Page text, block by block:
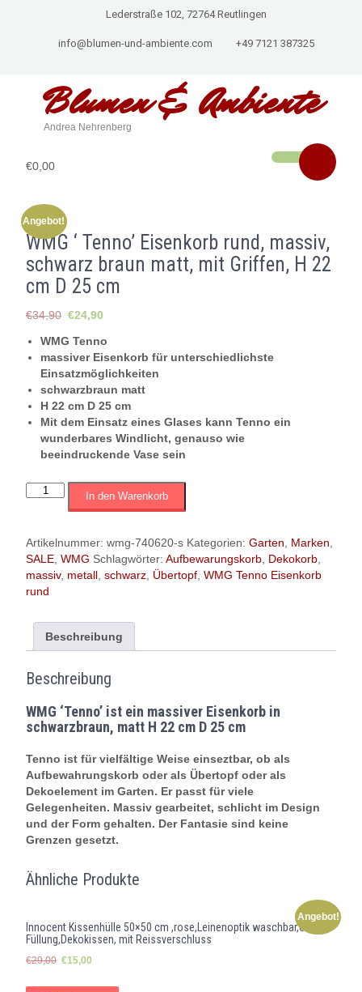
Lederstraße 102, 72764 Reutlingen
info@blumen-und-ambiente.com +49 7121 387325
Blumen & Ambiente
Andrea Nehrenberg
€0,00
Angebot!
WMG ‘ Tenno’ Eisenkorb rund, massiv,
schwarz braun matt, mit Griffen, H 22
cm D 25 cm
€34,90 Ursprünglicher
war:
€34,90
€24,90
ist:
€24,90.
WMG Tenno
massiver Eisenkorb für unterschiedlichste
Einsatzmöglichkeiten
schwarzbraun matt
H 22 cm D 25 cm
Mit dem Einsatz eines Glases kann Tenno ein
wunderbares Windlicht, genauso wie
beeindruckende Vase sein
WMG
Eisenkorb
rund,
massiv,
schwarz
Griffen,
22
D
25
Menge
In den Warenkorb
Artikelnummer: wmg-740620-s Kategorien: Garten Marken
SALE WMG Schlagwörter: Aufbewarungskorb Dekokorb
massiv, metall schwarz Übertopf WMG Tenno Eisenkorb
rund
Beschreibung
Beschreibung
WMG ‘Tenno’ ist ein massiver Eisenkorb in
schwarzbraun, matt H 22 cm D 25 cm
Tenno ist für vielfältige Weise einseztbar, ob als
Aufbewahrungskorb oder als Übertopf oder als
Dekoelement im Garten. Er passt für viele
Gelegenheiten. Massiv gearbeitet, schlicht im Design
und der Form gehalten. Der Fantasie sind keine
Grenzen gesetzt.
Ähnliche Produkte
Angebot!
Innocent Kissenhülle 50×50 cm ,rose,Leinenoptik waschbar,ohne
Füllung,Dekokissen, mit Reissverschluss
€29,00 Ursprünglicher
€15,00